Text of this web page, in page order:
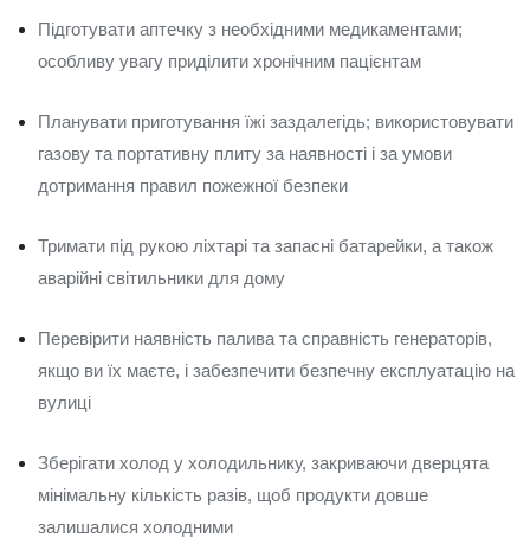
Підготувати аптечку з необхідними медикаментами;
особливу увагу приділити хронічним пацієнтам
Планувати приготування їжі заздалегідь; використовувати
газову та портативну плиту за наявності і за умови
дотримання правил пожежної безпеки
Тримати під рукою ліхтарі та запасні батарейки, а також
аварійні світильники для дому
Перевірити наявність палива та справність генераторів,
якщо ви їх маєте, і забезпечити безпечну експлуатацію на
вулиці
Зберігати холод у холодильнику, закриваючи дверцята
мінімальну кількість разів, щоб продукти довше
залишалися холодними